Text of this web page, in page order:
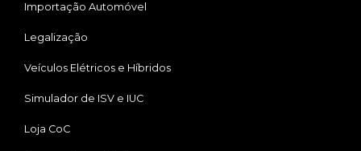
Importação Automóvel
Legalização
Veículos Elétricos e Híbridos
Simulador de ISV e IUC
Loja CoC